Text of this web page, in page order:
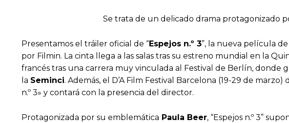
Se trata de un delicado drama protagonizado
Presentamos el tráiler oficial de “Espejos n.º 3”, la nueva película de
por Filmin. La cinta llega a las salas tras su estreno mundial en la
francés tras una carrera muy vinculada al Festival de Berlín, donde
la Seminci. Además, el D’A Film Festival Barcelona (19-29 de
n.º 3» y contará con la presencia del director.
Protagonizada por su emblemática Paula Beer, “Espejos n.º 3”